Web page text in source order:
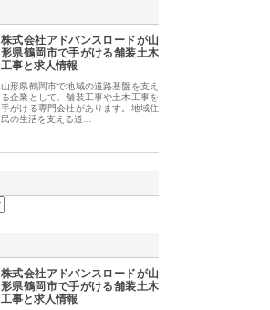
株式会社アドバンスロードが山
形県鶴岡市で手がける舗装土木
工事と求人情報
山形県鶴岡市で地域の道路基盤を支え
る企業として、舗装工事や土木工事を
手がける専門会社があります。地域住
民の生活を支える道…
株式会社アドバンスロードが山
形県鶴岡市で手がける舗装土木
工事と求人情報